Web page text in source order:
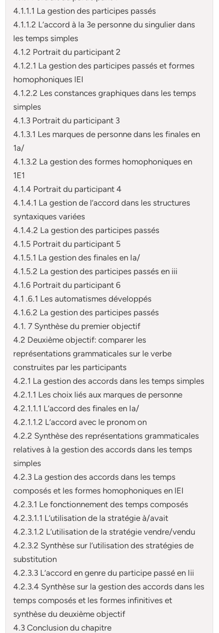
4.1.1.1 La gestion des participes passés
4.1.1.2 L’accord à la 3e personne du singulier dans
les temps simples
4.1.2 Portrait du participant 2
4.1.2.1 La gestion des participes passés et formes
homophoniques lEI
4.1.2.2 Les constances graphiques dans les temps
simples
4.1.3 Portrait du participant 3
4.1.3.1 Les marques de personne dans les finales en
1a/
4.1.3.2 La gestion des formes homophoniques en
1E1
4.1.4 Portrait du participant 4
4.1.4.1 La gestion de l’accord dans les structures
syntaxiques variées
4.1.4.2 La gestion des participes passés
4.1.5 Portrait du participant 5
4.1.5.1 La gestion des finales en Ia/
4.1.5.2 La gestion des participes passés en iii
4.1.6 Portrait du participant 6
4.1 .6.1 Les automatismes développés
4.1.6.2 La gestion des participes passés
4.1. 7 Synthèse du premier objectif
4.2 Deuxième objectif: comparer les
représentations grammaticales sur le verbe
construites par les participants
4.2.1 La gestion des accords dans les temps simples
4.2.1.1 Les choix liés aux marques de personne
4.2.1.1.1 L’accord des finales en Ia/
4.2.1.1.2 L’accord avec le pronom on
4.2.2 Synthèse des représentations grammaticales
relatives à la gestion des accords dans les temps
simples
4.2.3 La gestion des accords dans les temps
composés et les formes homophoniques en lEI
4.2.3.1 Le fonctionnement des temps composés
4.2.3.1.1 L’utilisation de la stratégie à/avait
4.2.3.1.2 L’utilisation de la stratégie vendre/vendu
4.2.3.2 Synthèse sur l’utilisation des stratégies de
substitution
4.2.3.3 L’accord en genre du participe passé en Iii
4.2.3.4 Synthèse sur la gestion des accords dans les
temps composés et les formes infinitives et
synthèse du deuxième objectif
4.3 Conclusion du chapitre